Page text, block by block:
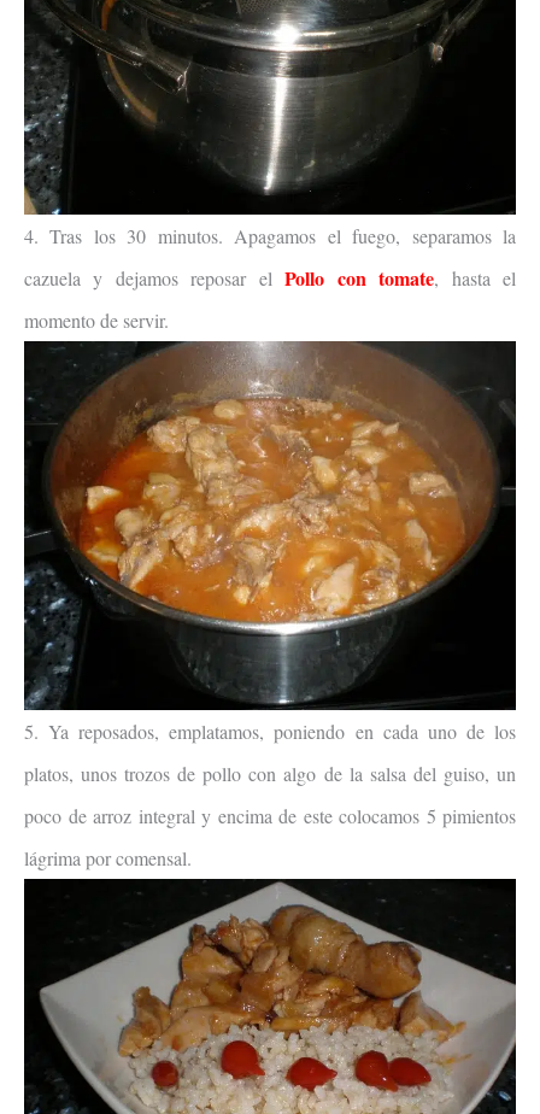
4. Tras los 30 minutos. Apagamos el fuego, separamos la
cazuela y dejamos reposar elPollo con tomate, hasta el
momento de servir.
5. Ya reposados, emplatamos, poniendo en cada uno de los
platos, unos trozos de pollo con algo de la salsa del guiso, un
poco de arroz integral y encima de este colocamos 5 pimientos
lágrima por comensal.